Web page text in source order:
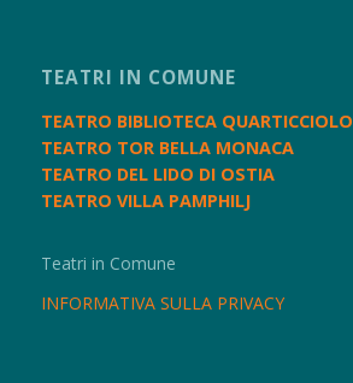
TEATRI IN COMUNE
TEATRO BIBLIOTECA QUARTICCIOLO
TEATRO TOR BELLA MONACA
TEATRO DEL LIDO DI OSTIA
TEATRO VILLA PAMPHILJ
Teatri in Comune
INFORMATIVA SULLA PRIVACY